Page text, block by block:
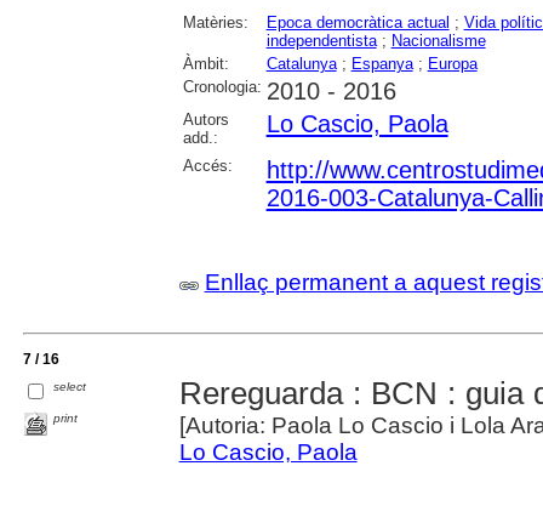
Matèries: Epoca democràtica actual ; Vida
independentista; Nacionalisme
Àmbit:
Catalunya; Espanya; Europa
Cronologia: 2010 - 2016
Autors
add.:
Lo Cascio, Paola
Accés:
http://
2016-003-Catalunya-
Enllaç permanent a aquest
7 / 16
select
print
Rereguarda : BCN : guia
[Autoria: Paola Lo Cascio i Lola
Lo Cascio, Paola